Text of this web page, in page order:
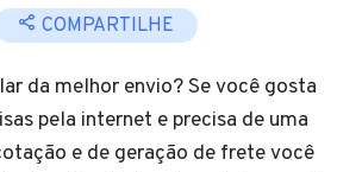
COMPARTILHE
da melhor envio? Se você gosta
pela internet e precisa de uma
e de geração de frete você